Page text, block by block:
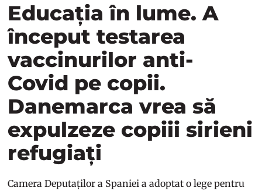
Educația în lume. A
început testarea
vaccinurilor anti-
Covid pe copii.
Danemarca vrea să
expulzeze copiii sirieni
refugiați
Camera Deputaților a Spaniei a adoptat o lege pentru